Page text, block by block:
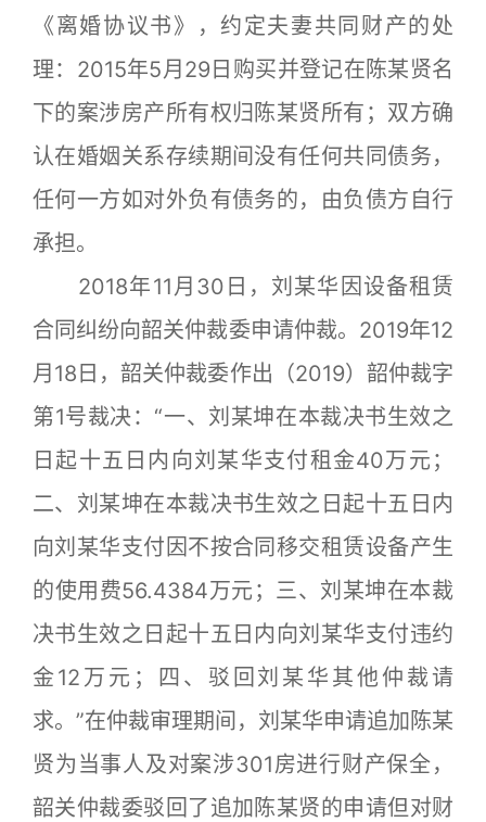
《离婚协议书》，约定夫妻共同财产的处
理：2015年5月29日购买并登记在陈某贤名
下的案涉房产所有权归陈某贤所有；双方确
认在婚姻关系存续期间没有任何共同债务，
任何一方如对外负有债务的，由负债方自行
承担。
2018年11月30日，刘某华因设备租赁
合同纠纷向韶关仲裁委申请仲裁。2019年12
月18日，韶关仲裁委作出（2019）韶仲裁字
第1号裁决：“一、刘某坤在本裁决书生效之
日起十五日内向刘某华支付租金40万元；
二、刘某坤在本裁决书生效之日起十五日内
向刘某华支付因不按合同移交租赁设备产生
的使用费56.4384万元；三、刘某坤在本裁
决书生效之日起十五日内向刘某华支付违约
金12万元；四、驳回刘某华其他仲裁请
求。”在仲裁审理期间，刘某华申请追加陈某
贤为当事人及对案涉301房进行财产保全，
韶关仲裁委驳回了追加陈某贤的申请但对财